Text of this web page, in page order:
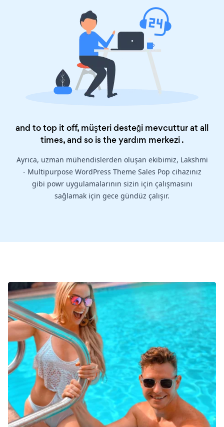
and to top it off, müşteri desteği mevcuttur at all
times, and so is theyardım merkezi.
Ayrıca, uzman mühendislerden oluşan ekibimiz, Lakshmi
- Multipurpose WordPress Theme Sales Pop cihazınız
gibi powr uygulamalarının sizin için çalışmasını
sağlamak için gece gündüz çalışır.